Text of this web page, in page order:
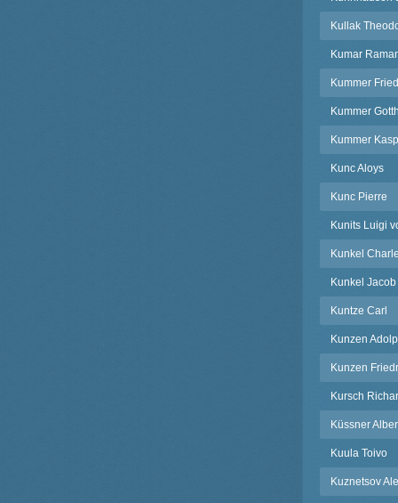
Kullak
Kumar
Kummer
Kummer
Kummer
Kunc Aloys
Kunc Pierre
Kunits Luigi
Kunkel
Kunkel Jacob
Kuntze Carl
Kunzen
Kunzen
Kursch
Küssner
Kuula Toivo
Kuznetsov